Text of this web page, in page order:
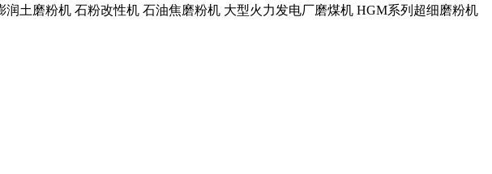
土磨粉机 石粉改性机 石油焦磨粉机 大型火力发电厂磨煤机 HGM系列超细磨粉机